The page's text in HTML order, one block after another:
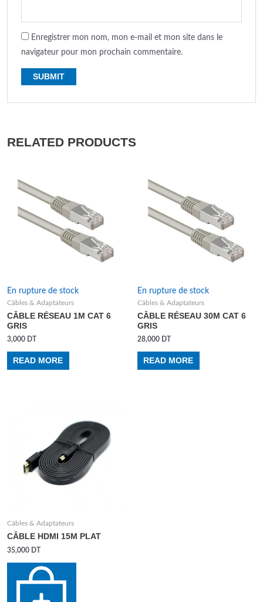
Enregistrer mon nom, mon e-mail et mon site dans le
navigateur pour mon prochain commentaire.
RELATED PRODUCTS
En rupture de stock
Câbles & Adaptateurs
CÂBLE RÉSEAU 1M CAT 6
GRIS
3,000 DT
READ MORE
En rupture de stock
Câbles & Adaptateurs
CÂBLE RÉSEAU 30M CAT 6
GRIS
28,000 DT
READ MORE
Câbles & Adaptateurs
CÂBLE HDMI 15M PLAT
35,000 DT